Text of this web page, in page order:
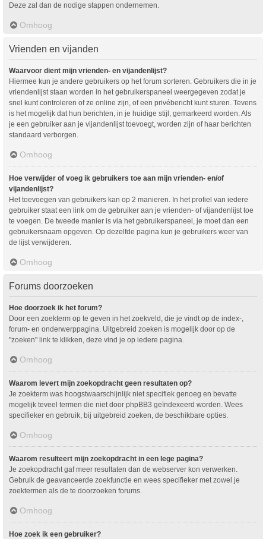
Deze zal dan de nodige stappen ondernemen.
Omhoog
Vrienden en vijanden
Waarvoor dient mijn vrienden- en vijandenlijst?
Hiermee kun je andere gebruikers op het forum sorteren. Gebruikers die in je
vriendenlijst staan worden in het gebruikerspaneel weergegeven zodat je
snel kunt controleren of ze online zijn, of een privébericht kunt sturen. Tevens
is het mogelijk dat hun berichten, in je huidige stijl, gemarkeerd worden. Als
je een gebruiker aan je vijandenlijst toevoegt, worden zijn of haar berichten
standaard verborgen.
Omhoog
Hoe verwijder of voeg ik gebruikers toe aan mijn vrienden- en/of
vijandenlijst?
Het toevoegen van gebruikers kan op 2 manieren. In het profiel van iedere
gebruiker staat een link om de gebruiker aan je vrienden- of vijandenlijst toe
te voegen. De tweede manier is via het gebruikerspaneel, je moet dan een
gebruikersnaam opgeven. Op dezelfde pagina kun je gebruikers weer van
de lijst verwijderen.
Omhoog
Forums doorzoeken
Hoe doorzoek ik het forum?
Door een zoekterm op te geven in het zoekveld, die je vindt op de index-,
forum- en onderwerppagina. Uitgebreid zoeken is mogelijk door op de
"zoeken" link te klikken, deze vind je op iedere pagina.
Omhoog
Waarom levert mijn zoekopdracht geen resultaten op?
Je zoekterm was hoogstwaarschijnlijk niet specifiek genoeg en bevatte
mogelijk teveel termen die niet door phpBB3 geïndexeerd worden. Wees
specifieker en gebruik, bij uitgebreid zoeken, de beschikbare opties.
Omhoog
Waarom resulteert mijn zoekopdracht in een lege pagina?
Je zoekopdracht gaf meer resultaten dan de webserver kon verwerken.
Gebruik de geavanceerde zoekfunctie en wees specifieker met zowel je
zoektermen als de te doorzoeken forums.
Omhoog
Hoe zoek ik een gebruiker?